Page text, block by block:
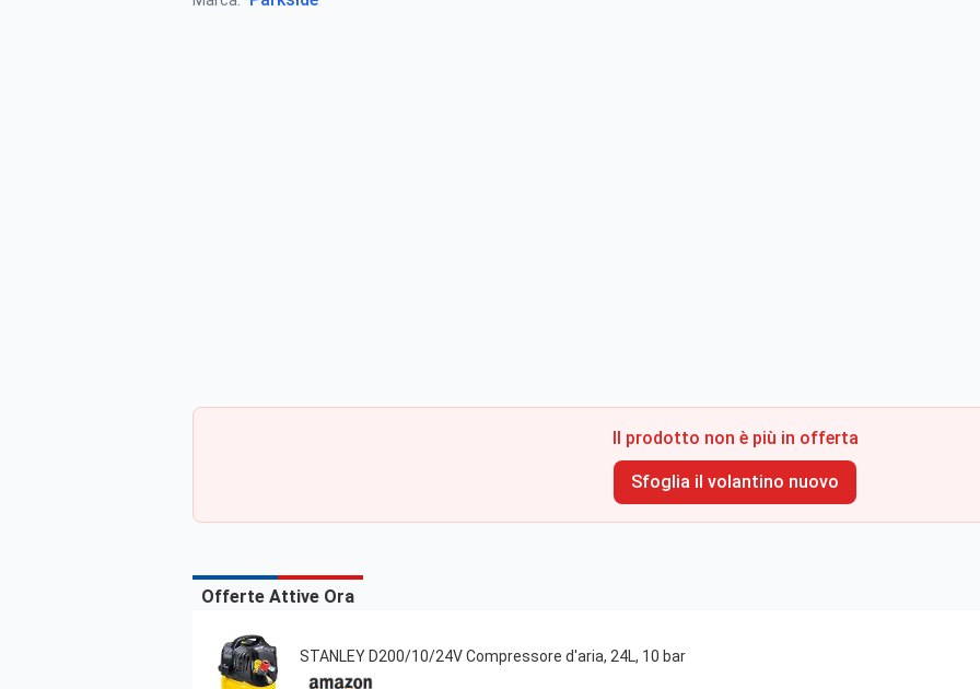
Il prodotto non è più in offerta
Sfoglia il volantino nuovo
Offerte Attive Ora
STANLEY D200/10/24V Compressore d'aria, 24L, 10 bar